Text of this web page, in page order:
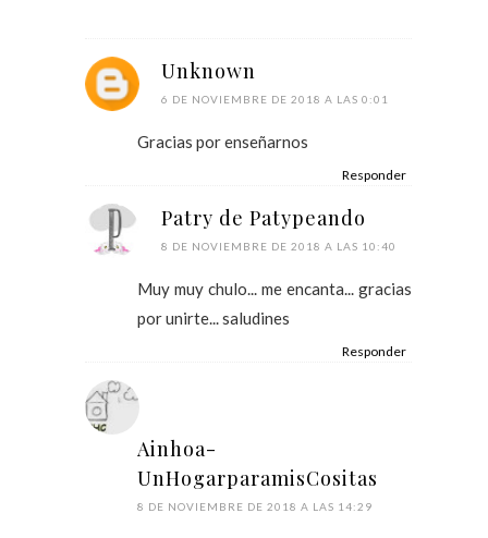
Unknown
6 DE NOVIEMBRE DE 2018 A LAS 0:01
Gracias por enseñarnos
Responder
Patry de Patypeando
8 DE NOVIEMBRE DE 2018 A LAS 10:40
Muy muy chulo... me encanta... gracias
por unirte... saludines
Responder
Ainhoa-
UnHogarparamisCositas
8 DE NOVIEMBRE DE 2018 A LAS 14:29